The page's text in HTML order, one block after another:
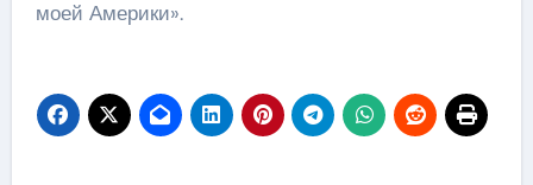
моей Америки».